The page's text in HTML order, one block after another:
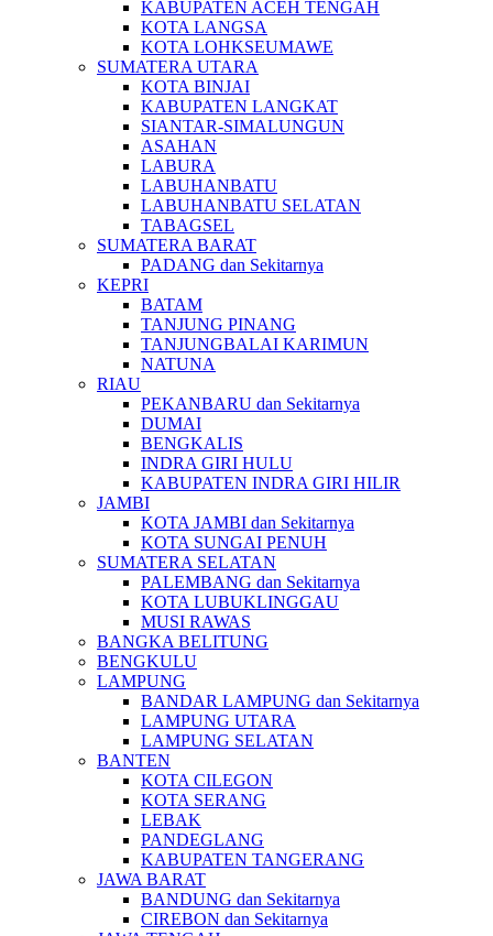
KABUPATEN ACEH TENGAH
KOTA LANGSA
KOTA LOHKSEUMAWE
SUMATERA UTARA
KOTA BINJAI
KABUPATEN LANGKAT
SIANTAR-SIMALUNGUN
ASAHAN
LABURA
LABUHANBATU
LABUHANBATU SELATAN
TABAGSEL
SUMATERA BARAT
PADANG dan Sekitarnya
KEPRI
BATAM
TANJUNG PINANG
TANJUNGBALAI KARIMUN
NATUNA
RIAU
PEKANBARU dan Sekitarnya
DUMAI
BENGKALIS
INDRA GIRI HULU
KABUPATEN INDRA GIRI HILIR
JAMBI
KOTA JAMBI dan Sekitarnya
KOTA SUNGAI PENUH
SUMATERA SELATAN
PALEMBANG dan Sekitarnya
KOTA LUBUKLINGGAU
MUSI RAWAS
BANGKA BELITUNG
BENGKULU
LAMPUNG
BANDAR LAMPUNG dan Sekitarnya
LAMPUNG UTARA
LAMPUNG SELATAN
BANTEN
KOTA CILEGON
KOTA SERANG
LEBAK
PANDEGLANG
KABUPATEN TANGERANG
JAWA BARAT
BANDUNG dan Sekitarnya
CIREBON dan Sekitarnya